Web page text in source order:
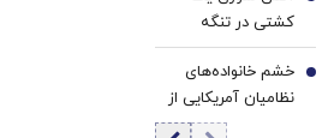
مواضع قبلی وی
ایران در تعارض
است
درباره ایران بر
اساس نوسان
نظرسنجی‌ها اتخاذ
نمی‌شود
کشتی در تنگه
هرمز+ جزئیات
خشم خانواده‌های
نظامیان آمریکایی از
شرایط ناو «آبراهام
7